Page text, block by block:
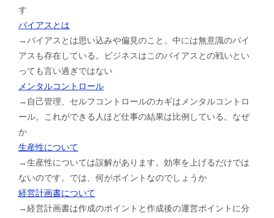
す
バイアスとは
→バイアスとは思い込みや偏見のこと。中には無意識のバイ
アスも存在している。ビジネスはこのバイアスとの戦いとい
っても言い過ぎではない
メンタルコントロール
→自己管理、セルフコントロールのカギはメンタルコントロ
ール。これができる人ほど仕事の結果は比例している。なぜ
か
生産性について
→生産性については誤解があります。効率を上げるだけでは
ないのです。では、何がポイントなのでしょうか
経営計画書について
→経営計画書は作成のポイントと作成後の運営ポイントに分